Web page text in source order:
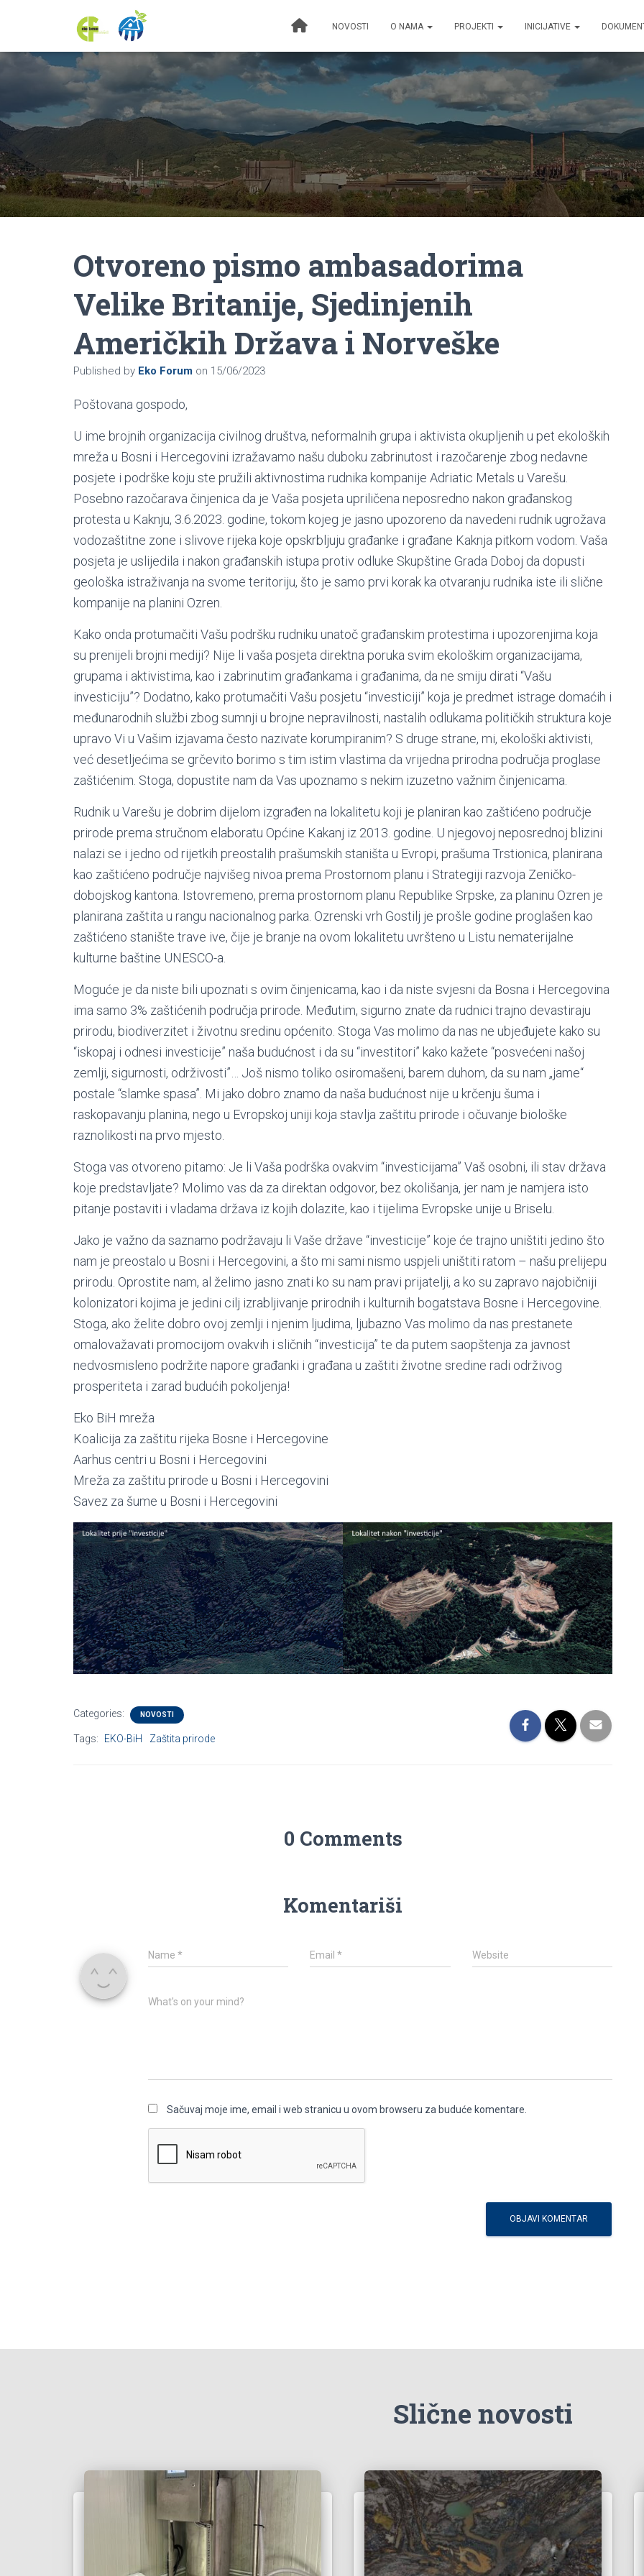
NOVOSTI O NAMA PROJEKTI INICIJATIVE
Otvoreno pismo ambasadorima
Velike Britanije, Sjedinjenih
Američkih Država i Norveške
Published by Eko Forum on 15/06/2023
Poštovana gospodo,
U ime brojnih organizacija civilnog društva, neformalnih grupa i aktivista okupljenih u pet ekoloških
mreža u Bosni i Hercegovini izražavamo našu duboku zabrinutost i razočarenje zbog nedavne
posjete i podrške koju ste pružili aktivnostima rudnika kompanije Adriatic Metals u Varešu.
Posebno razočarava činjenica da je Vaša posjeta upriličena neposredno nakon građanskog
protesta u Kaknju, 3.6.2023. godine, tokom kojeg je jasno upozoreno da navedeni rudnik ugrožava
vodozaštitne zone i slivove rijeka koje opskrbljuju građanke i građane Kaknja pitkom vodom. Vaša
posjeta je uslijedila i nakon građanskih istupa protiv odluke Skupštine Grada Doboj da dopusti
geološka istraživanja na svome teritoriju, što je samo prvi korak ka otvaranju rudnika iste ili slične
kompanije na planini Ozren.
Kako onda protumačiti Vašu podršku rudniku unatoč građanskim protestima i upozorenjima koja
su prenijeli brojni mediji? Nije li vaša posjeta direktna poruka svim ekološkim organizacijama,
grupama i aktivistima, kao i zabrinutim građankama i građanima, da ne smiju dirati “Vašu
investiciju”? Dodatno, kako protumačiti Vašu posjetu “investiciji” koja je predmet istrage domaćih i
međunarodnih službi zbog sumnji u brojne nepravilnosti, nastalih odlukama političkih struktura koje
upravo Vi u Vašim izjavama često nazivate korumpiranim? S druge strane, mi, ekološki aktivisti,
već desetljećima se grčevito borimo s tim istim vlastima da vrijedna prirodna područja proglase
zaštićenim. Stoga, dopustite nam da Vas upoznamo s nekim izuzetno važnim činjenicama.
Rudnik u Varešu je dobrim dijelom izgrađen na lokalitetu koji je planiran kao zaštićeno područje
prirode prema stručnom elaboratu Općine Kakanj iz 2013. godine. U njegovoj neposrednoj blizini
nalazi se i jedno od rijetkih preostalih prašumskih staništa u Evropi, prašuma Trstionica, planirana
kao zaštićeno područje najvišeg nivoa prema Prostornom planu i Strategiji razvoja Zeničko-
dobojskog kantona. Istovremeno, prema prostornom planu Republike Srpske, za planinu Ozren je
planirana zaštita u rangu nacionalnog parka. Ozrenski vrh Gostilj je prošle godine proglašen kao
zaštićeno stanište trave ive, čije je branje na ovom lokalitetu uvršteno u Listu nematerijalne
kulturne baštine UNESCO-a.
Moguće je da niste bili upoznati s ovim činjenicama, kao i da niste svjesni da Bosna i Hercegovina
ima samo 3% zaštićenih područja prirode. Međutim, sigurno znate da rudnici trajno devastiraju
prirodu, biodiverzitet i životnu sredinu općenito. Stoga Vas molimo da nas ne ubjeđujete kako su
“iskopaj i odnesi investicije” naša budućnost i da su “investitori” kako kažete “posvećeni našoj
zemlji, sigurnosti, održivosti”… Još nismo toliko osiromašeni, barem duhom, da su nam „jame“
postale “slamke spasa”. Mi jako dobro znamo da naša budućnost nije u krčenju šuma i
raskopavanju planina, nego u Evropskoj uniji koja stavlja zaštitu prirode i očuvanje biološke
raznolikosti na prvo mjesto.
Stoga vas otvoreno pitamo: Je li Vaša podrška ovakvim “investicijama” Vaš osobni, ili stav država
koje predstavljate? Molimo vas da za direktan odgovor, bez okolišanja, jer nam je namjera isto
pitanje postaviti i vladama država iz kojih dolazite, kao i tijelima Evropske unije u Briselu.
Jako je važno da saznamo podržavaju li Vaše države “investicije” koje će trajno uništiti jedino što
nam je preostalo u Bosni i Hercegovini, a što mi sami nismo uspjeli uništiti ratom – našu prelijepu
prirodu. Oprostite nam, al želimo jasno znati ko su nam pravi prijatelji, a ko su zapravo najobičniji
kolonizatori kojima je jedini cilj izrabljivanje prirodnih i kulturnih bogatstava Bosne i Hercegovine.
Stoga, ako želite dobro ovoj zemlji i njenim ljudima, ljubazno Vas molimo da nas prestanete
omalovažavati promocijom ovakvih i sličnih “investicija” te da putem saopštenja za javnost
nedvosmisleno podržite napore građanki i građana u zaštiti životne sredine radi održivog
prosperiteta i zarad budućih pokoljenja!
Eko BiH mreža
Koalicija za zaštitu rijeka Bosne i Hercegovine
Aarhus centri u Bosni i Hercegovini
Mreža za zaštitu prirode u Bosni i Hercegovini
Savez za šume u Bosni i Hercegovini
Categories: NOVOSTI
Tags: EKO-BiH Zaštita prirode
0 Comments
Komentariši
Name * Email* Website
What's on your mind?
Sačuvaj moje ime, email i web stranicu u ovom browseru za buduće komentare.
Slične novosti